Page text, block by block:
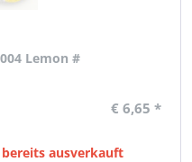
Lemon #
€ 6,65 *
ausverkauft